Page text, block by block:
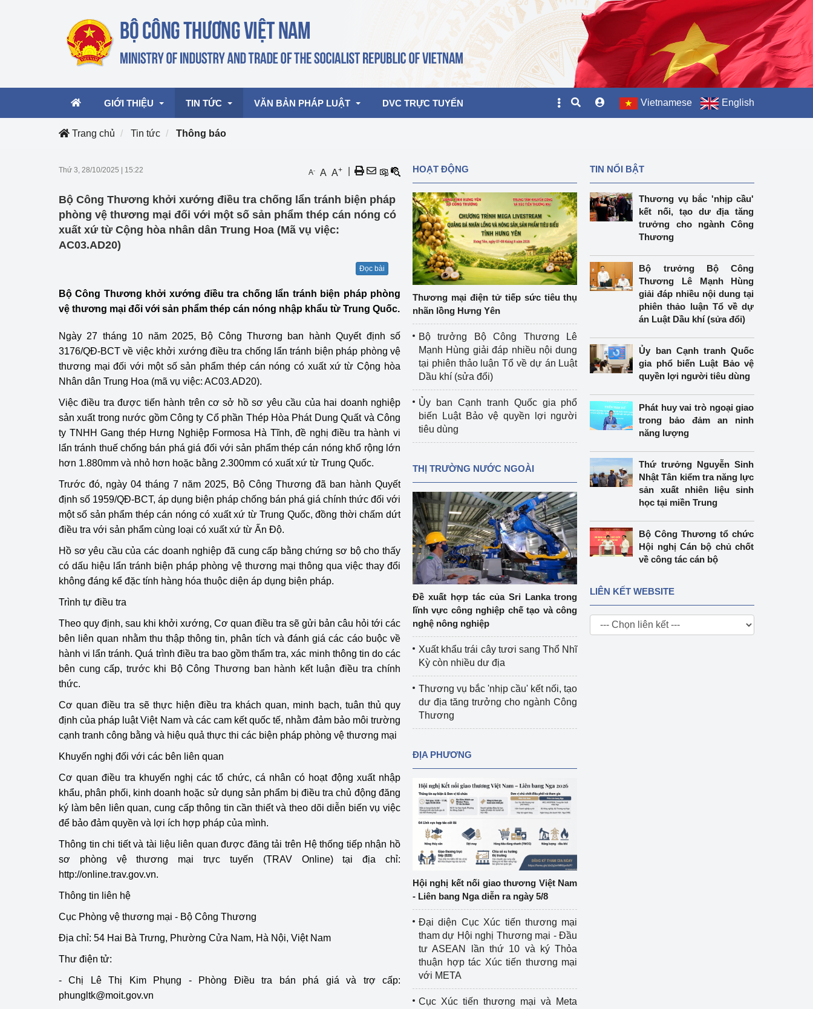
GIỚI THIỆU
Cơ cấu tổ chức
TIN TỨC
Hoạt động của Lãnh đạo Bộ
Hoạt động của các đơn vị
mại, Dịch vụ Việt Nam 2026
Công Thương 57
Thông cáo báo chí
Điểm báo
Chuyển đổi số
Lịch sử phát triển
Bản tin Thị trường Nông Lâm Thủy sản
Phát triển nguồn nhân lực
Phát triển bền vững
Tổ chức kiểm định
Tổ chức kiểm định kỹ thuật an toàn lao
động thuộc thẩm quyền quản lý của
Bộ Công Thương
Tổ chức được cấp GCN đăng ký, hoạt
động kiểm định thiết bị, dụng cụ điện
làm việc ở môi trường không có nguy
hiểm khí, bụi nổ
Cơ sở sản xuất, sửa chữa chai chứa
LPG
nghiệp vụ kiểm định kỹ thuật an toàn
lao động
Văn hóa ngành Công Thương
Tái cơ cấu ngành Công Thương
Quản lý thị trường
hiệu quả
Khoa học, công nghệ và đổi mới sáng
Thông báo
Bảo vệ môi trường Video bảo vệ môi trường
Album ảnh bảo vệ môi trường
Đọc báo giúp bạn
Bảo vệ nền tảng tư tưởng của Đảng
Xúc tiến thương mại Khu vực miền Bắc
Khu vực miền Nam
Thị trường châu Á – châu Phi
Thị trường châu Âu – châu Mỹ
Thị trường trong nước
Ngành Công Thương đưa nghị quyết
Đại hội XIV của Đảng vào cuộc sống
Phát triển công nghiệpCông nghiệp nền tảng
Chính sách
Phát triển năng lượng
VĂN BẢN PHÁP LUẬT
Văn bản hợp nhất
DVC TRỰC TUYẾN Vietnamese English
Trang chủ Tin tức Thông báo
Thứ 3, 28/10/2025 15:22 A- A A+
Bộ Công Thương khởi xướng điều tra chống lẩn tránh biện pháp
phòng vệ thương mại đối với một số sản phẩm thép cán nóng có
xuất xứ từ Cộng hòa nhân dân Trung Hoa (Mã vụ việc:
AC03.AD20)
Đọc bài
Bộ Công Thương khởi xướng điều tra chống lẩn tránh biện pháp phòng
vệ thương mại đối với sản phẩm thép cán nóng nhập khẩu từ Trung Quốc.
Ngày 27 tháng 10 năm 2025, Bộ Công Thương ban hành Quyết định số
3176/QĐ-BCT về việc khởi xướng điều tra chống lẩn tránh biện pháp phòng vệ
thương mại đối với một số sản phẩm thép cán nóng có xuất xứ từ Cộng hòa
Nhân dân Trung Hoa (mã vụ việc: AC03.AD20).
Việc điều tra được tiến hành trên cơ sở hồ sơ yêu cầu của hai doanh nghiệp
sản xuất trong nước gồm Công ty Cổ phần Thép Hòa Phát Dung Quất và Công
ty TNHH Gang thép Hưng Nghiệp Formosa Hà Tĩnh, đề nghị điều tra hành vi
lẩn tránh thuế chống bán phá giá đối với sản phẩm thép cán nóng khổ rộng lớn
hơn 1.880mm và nhỏ hơn hoặc bằng 2.300mm có xuất xứ từ Trung Quốc.
Trước đó, ngày 04 tháng 7 năm 2025, Bộ Công Thương đã ban hành Quyết
định số 1959/QĐ-BCT, áp dụng biện pháp chống bán phá giá chính thức đối với
một số sản phẩm thép cán nóng có xuất xứ từ Trung Quốc, đồng thời chấm dứt
điều tra với sản phẩm cùng loại có xuất xứ từ Ấn Độ.
Hồ sơ yêu cầu của các doanh nghiệp đã cung cấp bằng chứng sơ bộ cho thấy
có dấu hiệu lẩn tránh biện pháp phòng vệ thương mại thông qua việc thay đổi
không đáng kể đặc tính hàng hóa thuộc diện áp dụng biện pháp.
Trình tự điều tra
Theo quy định, sau khi khởi xướng, Cơ quan điều tra sẽ gửi bản câu hỏi tới các
bên liên quan nhằm thu thập thông tin, phân tích và đánh giá các cáo buộc về
hành vi lẩn tránh. Quá trình điều tra bao gồm thẩm tra, xác minh thông tin do các
bên cung cấp, trước khi Bộ Công Thương ban hành kết luận điều tra chính
thức.
Cơ quan điều tra sẽ thực hiện điều tra khách quan, minh bạch, tuân thủ quy
định của pháp luật Việt Nam và các cam kết quốc tế, nhằm đảm bảo môi trường
cạnh tranh công bằng và hiệu quả thực thi các biện pháp phòng vệ thương mại
Khuyến nghị đối với các bên liên quan
Cơ quan điều tra khuyến nghị các tổ chức, cá nhân có hoạt động xuất nhập
khẩu, phân phối, kinh doanh hoặc sử dụng sản phẩm bị điều tra chủ động đăng
ký làm bên liên quan, cung cấp thông tin cần thiết và theo dõi diễn biến vụ việc
để bảo đảm quyền và lợi ích hợp pháp của mình.
Thông tin chi tiết và tài liệu liên quan được đăng tải trên Hệ thống tiếp nhận hồ
sơ phòng vệ thương mại trực tuyến (TRAV Online) tại địa chỉ:
http://online.trav.gov.vn.
Thông tin liên hệ
Cục Phòng vệ thương mại - Bộ Công Thương
Địa chỉ: 54 Hai Bà Trưng, Phường Cửa Nam, Hà Nội, Việt Nam
Thư điện tử:
- Chị Lê Thị Kim Phụng - Phòng Điều tra bán phá giá và trợ cấp:
phungltk@moit.gov.vn
HOẠT ĐỘNG
Thương mại điện tử tiếp sức tiêu thụ
nhãn lồng Hưng Yên
Bộ trưởng Bộ Công Thương Lê
Mạnh Hùng giải đáp nhiều nội dung
tại phiên thảo luận Tổ về dự án Luật
Dầu khí (sửa đổi)
Ủy ban Cạnh tranh Quốc gia phổ
biến Luật Bảo vệ quyền lợi người
tiêu dùng
THỊ TRƯỜNG NƯỚC NGOÀI
Đề xuất hợp tác của Sri Lanka trong
lĩnh vực công nghiệp chế tạo và công
nghệ nông nghiệp
Xuất khẩu trái cây tươi sang Thổ Nhĩ
Kỳ còn nhiều dư địa
Thương vụ bắc 'nhịp cầu' kết nối, tạo
dư địa tăng trưởng cho ngành Công
Thương
ĐỊA PHƯƠNG
Hội nghị kết nối giao thương Việt Nam
- Liên bang Nga diễn ra ngày 5/8
Đại diện Cục Xúc tiến thương mại
tham dự Hội nghị Thương mại - Đầu
tư ASEAN lần thứ 10 và ký Thỏa
thuận hợp tác Xúc tiến thương mại
với META
Cục Xúc tiến thương mại và Meta
TIN NỔI BẬT
Thương vụ bắc 'nhịp cầu'
kết nối, tạo dư địa tăng
trưởng cho ngành Công
Thương
Bộ trưởng Bộ Công
Thương Lê Mạnh Hùng
giải đáp nhiều nội dung tại
phiên thảo luận Tổ về dự
án Luật Dầu khí (sửa đổi)
Ủy ban Cạnh tranh Quốc
gia phổ biến Luật Bảo vệ
quyền lợi người tiêu dùng
Phát huy vai trò ngoại giao
trong bảo đảm an ninh
năng lượng
Thứ trưởng Nguyễn Sinh
Nhật Tân kiểm tra năng lực
sản xuất nhiên liệu sinh
học tại miền Trung
Bộ Công Thương tổ chức
Hội nghị Cán bộ chủ chốt
về công tác cán bộ
LIÊN KẾT WEBSITE